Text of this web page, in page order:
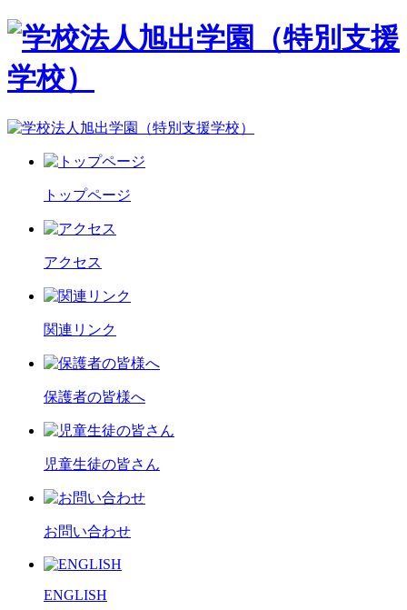
トップページ
アクセス
関連リンク
保護者の皆様へ
児童生徒の皆さん
お問い合わせ
ENGLISH